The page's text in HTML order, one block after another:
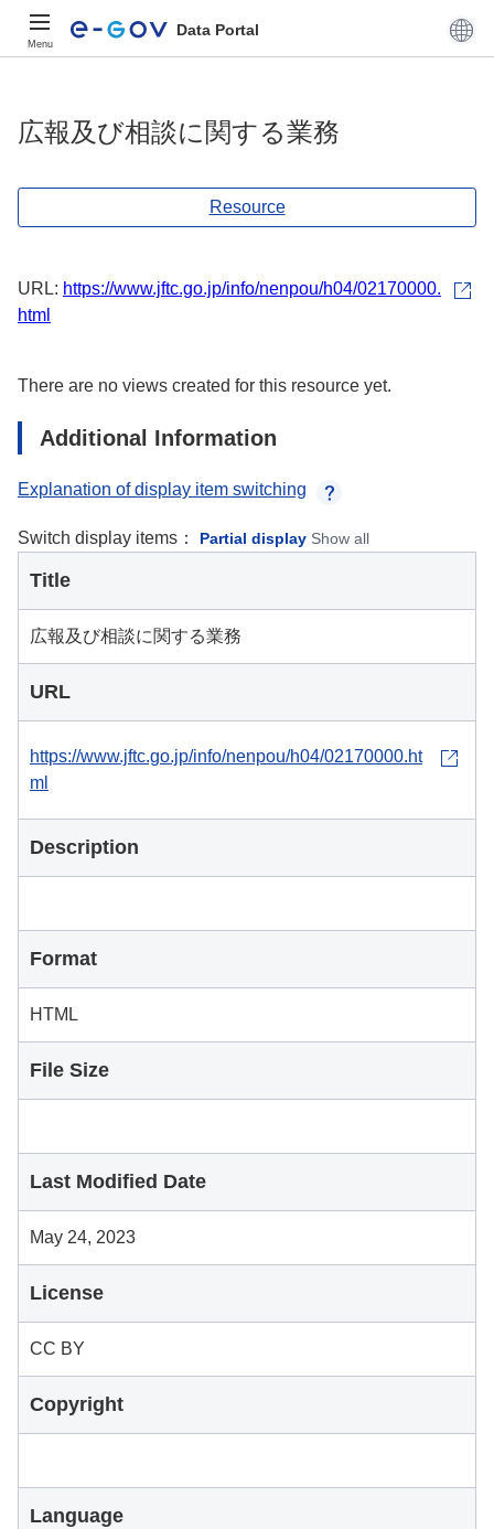
Menu
Data Portal
広報及び相談に関する業務
Resource
URL: https://www.jftc.go.jp/info/nenpou/h04/02170000.
html
There are no views created for this resource yet.
Additional Information
Explanation of display item switching
Switch display items： Partial display Show all
Title
広報及び相談に関する業務
URL
https://www.jftc.go.jp/info/nenpou/h04/02170000.ht
ml
Description
Format
HTML
File Size
Last Modified Date
May 24, 2023
License
CC BY
Copyright
Language